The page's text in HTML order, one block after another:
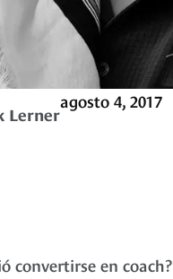
Lerner
agosto 4, 2017
convertirse en coach?